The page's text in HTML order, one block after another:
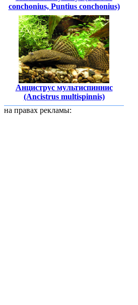
conchonius, Puntius conchonius)
Анциструс мультиспиннис
(Ancistrus multispinnis)
на правах рекламы: